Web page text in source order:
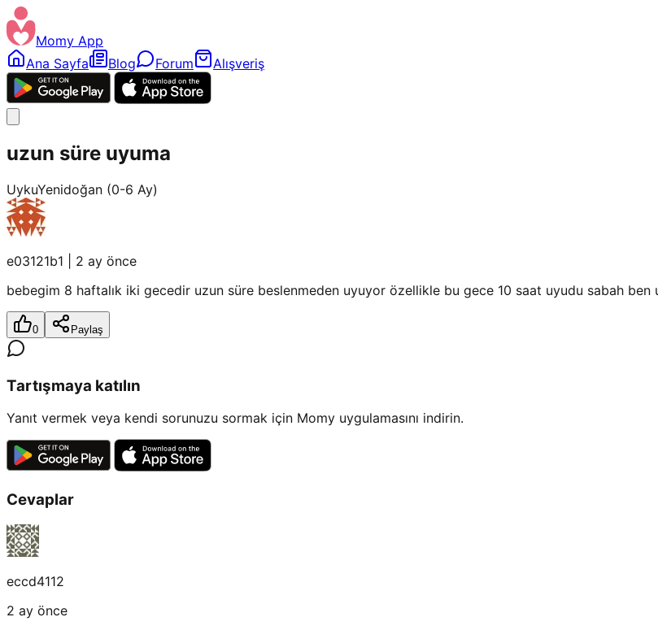
Momy App
Ana Sayfa
Blog Forum Alışveriş
uzun süre uyuma
UykuYenidoğan (0-6 Ay)
e03121b1
2 ay önce
bebegim 8 haftalık iki gecedir uzun süre beslenmeden uyuyor özellikle bu gece 10 saat uyudu sabah
0 Paylaş
Tartışmaya katılın
Yanıt vermek veya kendi sorunuzu sormak için Momy uygulamasını indirin.
Cevaplar
eccd4112
2 ay önce